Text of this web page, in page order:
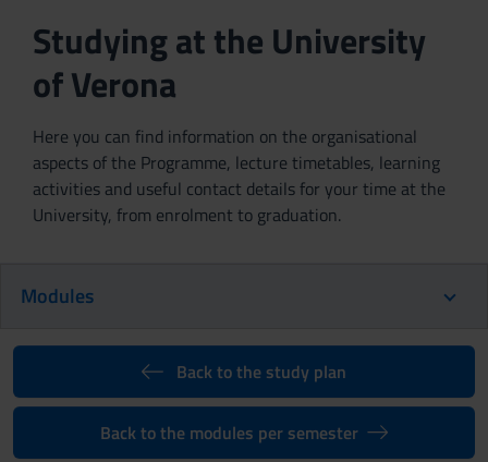
Studying at the University
of Verona
Here you can find information on the organisational
aspects of the Programme, lecture timetables, learning
activities and useful contact details for your time at the
University, from enrolment to graduation.
Modules
Back to the study plan
Back to the modules per semester